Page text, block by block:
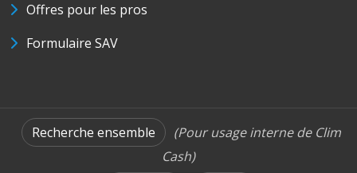
Offres pour les pros
Formulaire SAV
Recherche ensemble
(Pour usage interne de Clim
Cash)